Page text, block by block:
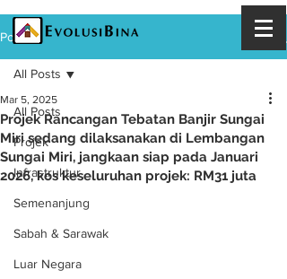
Post
All Posts
Projek
Infrastruktur
Semenanjung
Sabah & Sarawak
Luar Negara
All Posts
Projek Rancangan Tebatan Banjir Sungai
Miri sedang dilaksanakan di Lembangan
Sungai Miri, jangkaan siap pada Januari
2026, kos keseluruhan projek: RM31 juta
Mar 5, 2025